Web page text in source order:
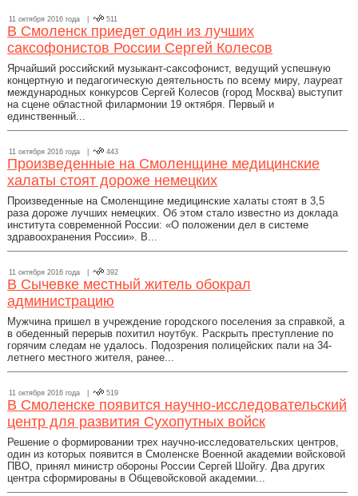
11 октября 2016 года | 511
В Смоленск приедет один из лучших
саксофонистов России Сергей Колесов
Ярчайший российский музыкант-саксофонист, ведущий успешную
концертную и педагогическую деятельность по всему миру, лауреат
международных конкурсов Сергей Колесов (город Москва) выступит
на сцене областной филармонии 19 октября. Первый и
единственный...
11 октября 2016 года | 443
Произведенные на Смоленщине медицинские
халаты стоят дороже немецких
Произведенные на Смоленщине медицинские халаты стоят в 3,5
раза дороже лучших немецких. Об этом стало известно из доклада
института современной России: «О положении дел в системе
здравоохранения России». В...
11 октября 2016 года | 392
В Сычевке местный житель обокрал
администрацию
Мужчина пришел в учреждение городского поселения за справкой, а
в обеденный перерыв похитил ноутбук. Раскрыть преступление по
горячим следам не удалось. Подозрения полицейских пали на 34-
летнего местного жителя, ранее...
11 октября 2016 года | 519
В Смоленске появится научно-исследовательский
центр для развития Сухопутных войск
Решение о формировании трех научно-исследовательских центров,
один из которых появится в Смоленске Военной академии войсковой
ПВО, принял министр обороны России Сергей Шойгу. Два других
центра сформированы в Общевойсковой академии...